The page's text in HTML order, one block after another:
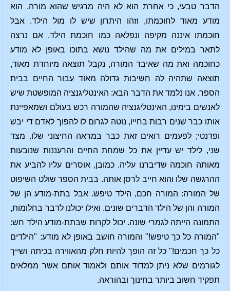
הדבר טבעי, כי אחרת הוא לא היה מרגיש שהוא מורה. הוא
מודע מאוד לחוכמתו, וזהו היתרון שיש לו מול הילד. אבל
חוכמתו איננה מקיפה ונפלאה כמו חוכמת הילד. אם נרצה
לתאר במילים את מה שהילד נושא בתוכו באופן לא מודע
כחוכמה ואת מה שאיבד המורה, נקבל תוצאה מיוחדת מאוד,
תוצאה שתהיה לה חשיבות גדולה מאוד עבור החיים בבית
הספר. אנו נלמד את הדבר הבא: האינטליגנציה המופשטת שיש
לאנשים בימינו, האינטליגנציה שהמורה רכש בעולם ושמאפיינת
אותו כבר שנים רבות בחייו, נוטה לגרום לו להפוך לאדם די יבש
ופדנטי; לפעמים רואים זאת כבר במראה החיצוני שלו. מצד
שני, לילד יש עדיין את כל שמחת החיים והרעננות שנובעות
מאותה חוכמה שדיברנו עליה. כמובן, אוסרים עליו להביע את
ההרגשה שלו והוא חייב לרסן אותה. בבית הספר שולט השיפוט
של המורה: המורה חכם, הילד טיפש. אבל בתת-מודע הן של
המורה והן של הילד הדברים שונים. ואילו יכולנו לדבר בחלומות,
התמונה הייתה לגמרי שונה. יכול לקרות שבתת-מודע הילד חש:
"המורה כל כך טיפש!" והמורה חושב באופן לא מודע: "הילדים
כל כך חכמים!" כל זה הופך להיות חלק מהאווירה בכיתה ושייך
לגורמים שלא ניתן למדוד אותם ולאמוד אותם אשר ממלאים
תפקיד חשוב ביותר בחינוך ובהוראה.